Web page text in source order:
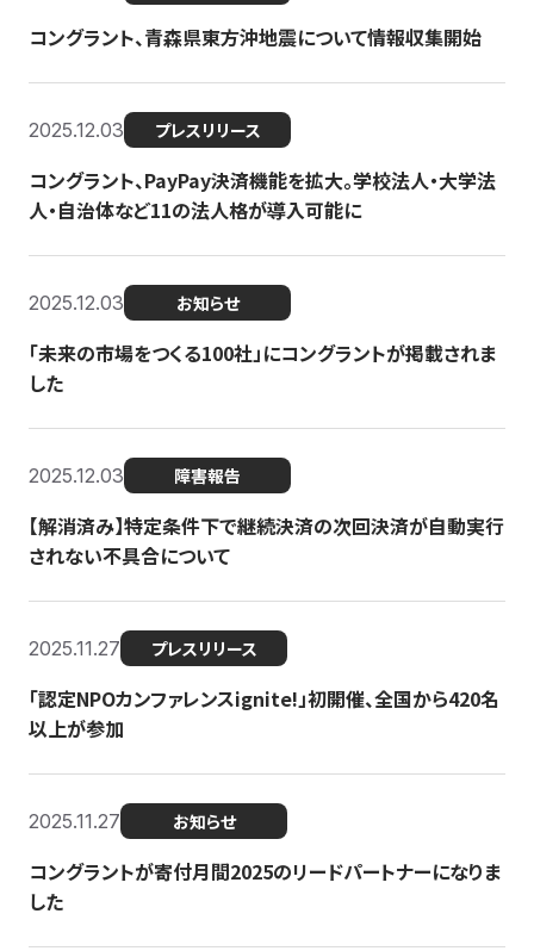
コングラント、青森県東方沖地震について情報収集開始
2025.12.03 プレスリリース
コングラント、PayPay決済機能を拡大。学校法人・大学法
人・自治体など11の法人格が導入可能に
2025.12.03 お知らせ
「未来の市場をつくる100社」にコングラントが掲載されま
した
2025.12.03 障害報告
【解消済み】特定条件下で継続決済の次回決済が自動実行
されない不具合について
2025.11.27 プレスリリース
「認定NPOカンファレンスignite!」初開催、全国から420名
以上が参加
2025.11.27 お知らせ
コングラントが寄付月間2025のリードパートナーになりま
した